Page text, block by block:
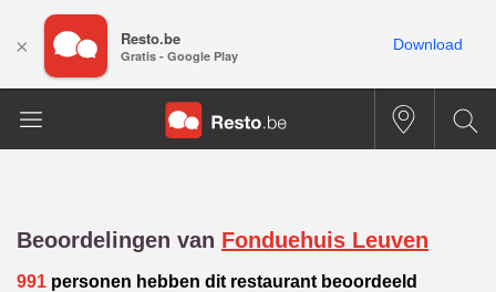
Beoordelingen van Fonduehuis Leuven
991 personen hebben dit restaurant beoordeeld
× Resto.be
Gratis - Google Play
Download